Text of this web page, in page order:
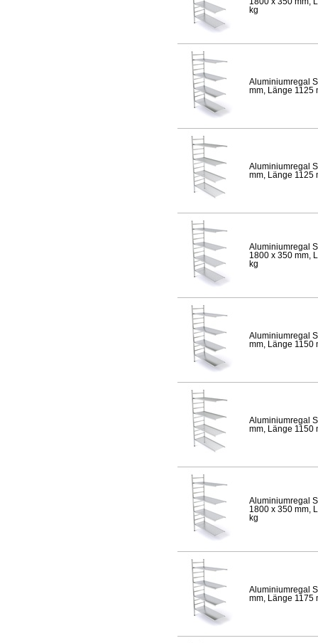
kg
Aluminiumregal
mm, Länge 1125
Aluminiumregal
mm, Länge 1125
Aluminiumregal
1800 x 350 mm,
kg
Aluminiumregal
mm, Länge 1150
Aluminiumregal
mm, Länge 1150
Aluminiumregal
1800 x 350 mm,
kg
Aluminiumregal
mm, Länge 1175